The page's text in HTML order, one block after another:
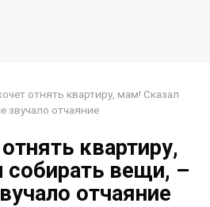
отнять квартиру, мам! Сказал
звучало отчаяние
квартиру,
собирать вещи, –
отчаяние